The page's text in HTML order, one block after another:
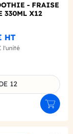
- FRAISE
330ML X12
HT
l'unité
du produit
12